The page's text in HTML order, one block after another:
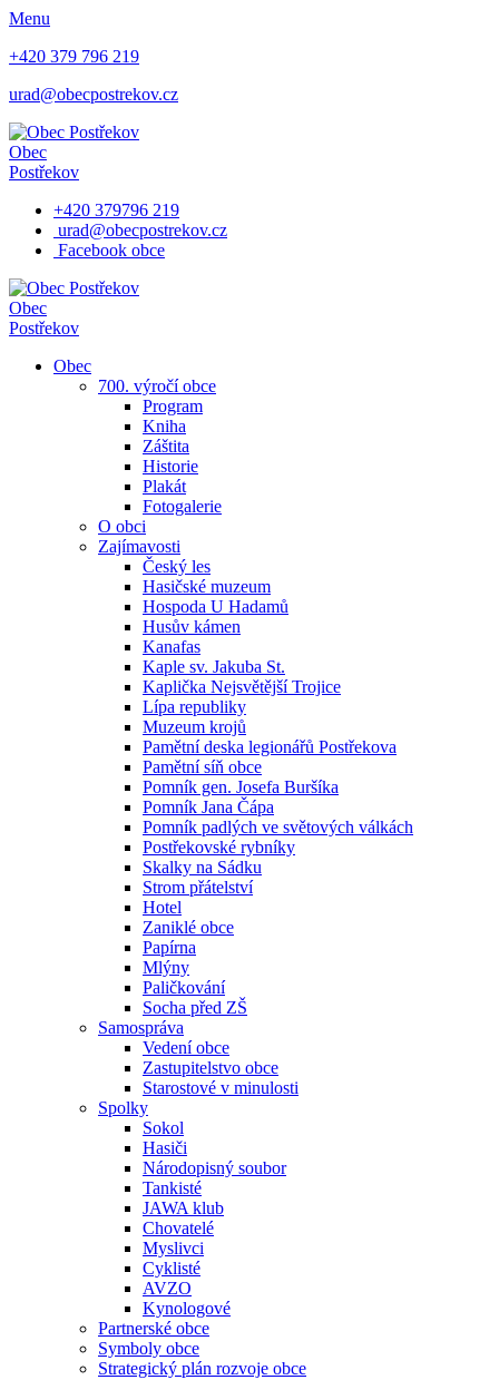
Menu
+420 379 796 219
urad@obecpostrekov.cz
Obec
Postřekov
+420 379796 219
urad@obecpostrekov.cz
Facebook​ obce
Obec
Postřekov
Obec
700. výročí obce
Program
Kniha
Záštita
Historie
Plakát
Fotogalerie
O obci
Zajímavosti
Český les
Hasičské muzeum
Hospoda U Hadamů
Husův kámen
Kanafas
Kaple sv. Jakuba St.
Kaplička Nejsvětější Trojice
Lípa republiky
Muzeum krojů
Pamětní deska legionářů Postřekova
Pamětní síň obce
Pomník gen. Josefa Buršíka
Pomník Jana Čápa
Pomník padlých ve světových válkách
Postřekovské rybníky
Skalky na Sádku
Strom přátelství
Hotel
Zaniklé obce
Papírna
Mlýny
Paličkování
Socha před ZŠ
Samospráva
Vedení obce
Zastupitelstvo obce
Starostové v minulosti
Spolky
Sokol
Hasiči
Národopisný soubor
Tankisté
JAWA klub
Chovatelé
Myslivci
Cyklisté
AVZO
Kynologové
Partnerské obce
Symboly obce
Strategický plán rozvoje obce